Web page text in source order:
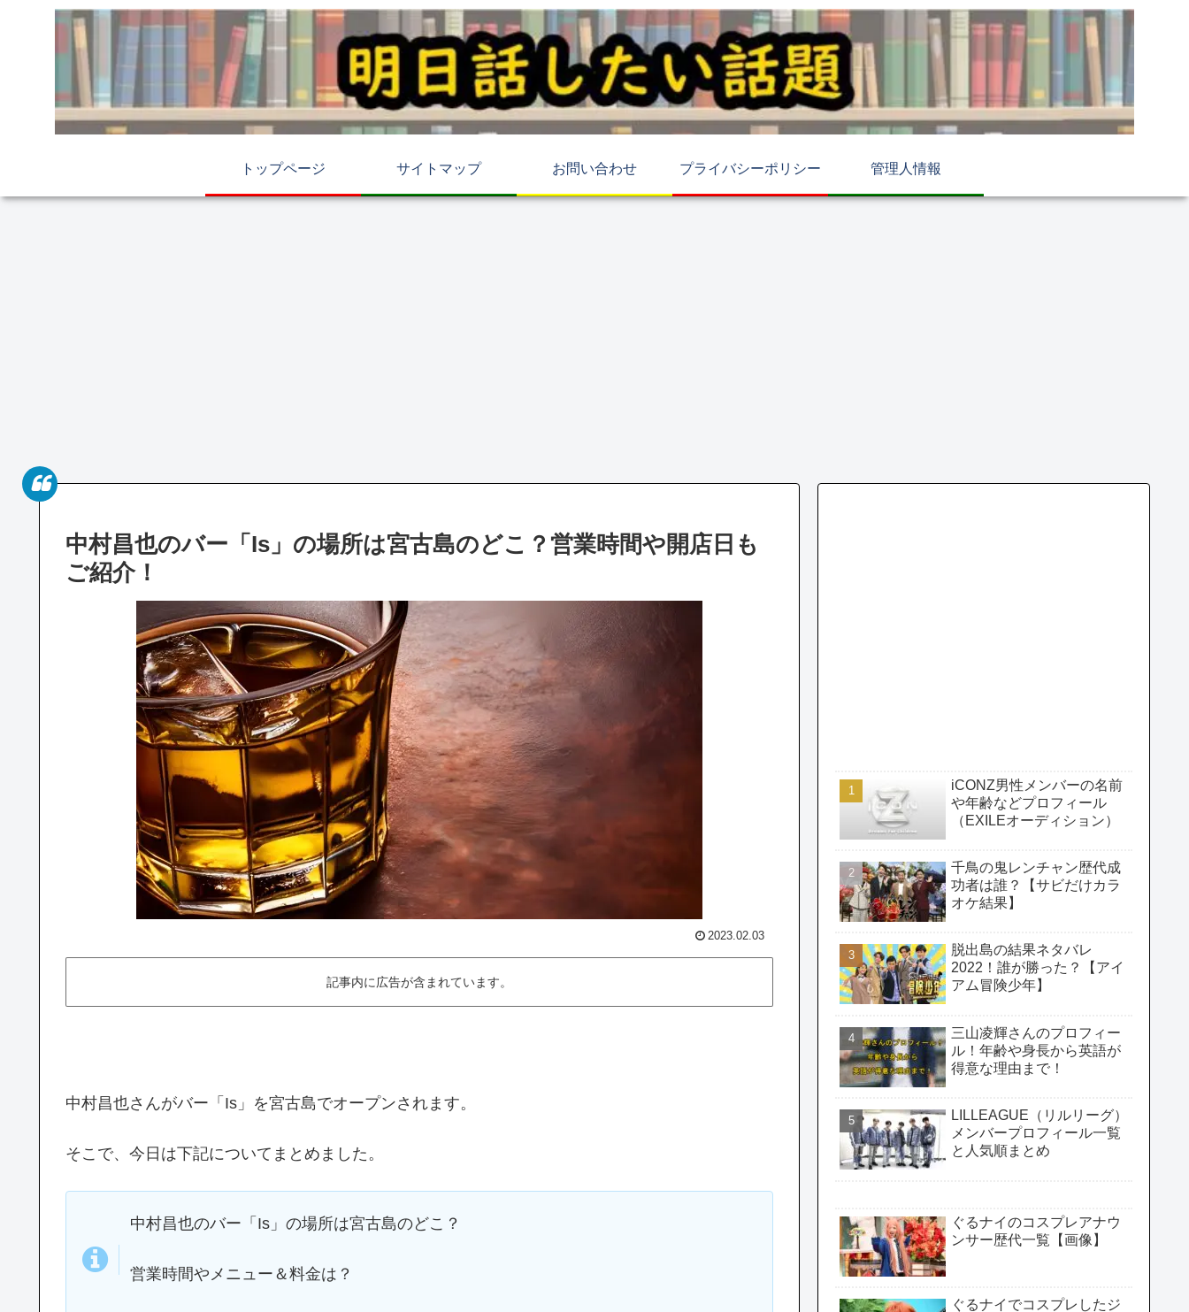
トップページ サイトマップ お問い合わせ プライバシーポリシー 管理人情報
中村昌也のバー「Is」の場所は宮古島のどこ？営業時間や開店日も
ご紹介！
2023.02.03
記事内に広告が含まれています。
中村昌也さんがバー「Is」を宮古島でオープンされます。
そこで、今日は下記についてまとめました。
中村昌也のバー「Is」の場所は宮古島のどこ？
営業時間やメニュー＆料金は？
iCONZ男性メンバーの名前
や年齢などプロフィール
（EXILEオーディション）
千鳥の鬼レンチャン歴代成
功者は誰？【サビだけカラ
オケ結果】
脱出島の結果ネタバレ
2022！誰が勝った？【アイ
アム冒険少年】
三山凌輝さんのプロフィー
ル！年齢や身長から英語が
得意な理由まで！
LILLEAGUE（リルリーグ）
メンバープロフィール一覧
と人気順まとめ
ぐるナイのコスプレアナウ
ンサー歴代一覧【画像】
ぐるナイでコスプレしたジ